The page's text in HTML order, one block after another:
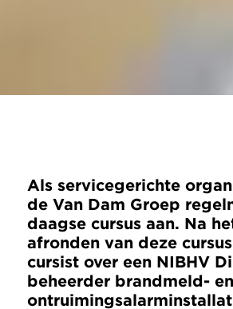
Als servicegerichte
de Van Dam Groep
daagse cursus aan. Na
afronden van deze
cursist over een NIBHV
beheerder brandmeld- en